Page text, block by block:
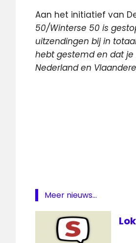
Aan het initiatief van
50/Winterse 50 is
uitzendingen bij in
hebt gestemd en dat je
Nederland en
Winterse
Zomerse
Meer nieuws...